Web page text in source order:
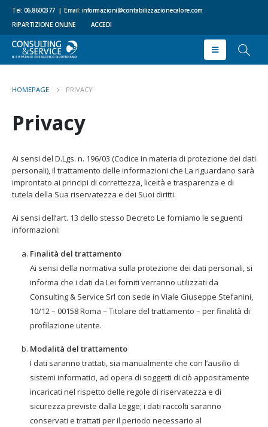
Tel: 06.8600377 | Email: informazioni@contabilizzazionecalore.com
RIPARTIZIONE ONLINE
ACCEDI
HOMEPAGE PRIVACY
Privacy
Ai sensi del D.Lgs. n. 196/03 (Codice in materia di protezione dei dati
personali), il trattamento delle informazioni che La riguardano sarà
improntato ai principi di correttezza, liceità e trasparenza e di
tutela della Sua riservatezza e dei Suoi diritti.
Ai sensi dell’art. 13 dello stesso Decreto Le forniamo le seguenti
informazioni:
Finalità del trattamento
Ai sensi della normativa sulla protezione dei dati personali, si
informa che i dati da Lei forniti verranno utilizzati da
Consulting & Service Srl con sede in Viale Giuseppe Stefanini,
10/12 – 00158 Roma – Titolare del trattamento – per finalità di
profilazione utente.
Modalità del trattamento
I dati saranno trattati, sia manualmente che con l’ausilio di
sistemi informatici, ad opera di soggetti di ciò appositamente
incaricati nel rispetto delle regole di riservatezza e di
sicurezza previste dalla Legge; i dati raccolti saranno
conservati e trattati per il periodo necessario al